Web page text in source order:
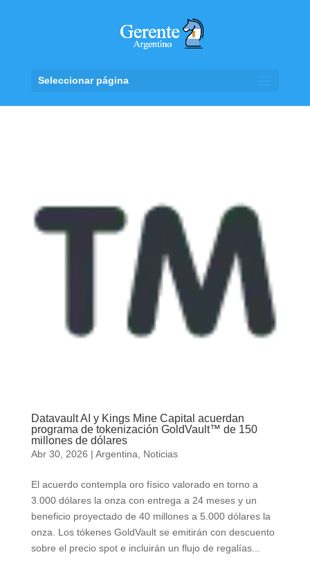
Seleccionar página
Datavault AI y Kings Mine Capital acuerdan
programa de tokenización GoldVault™ de 150
millones de dólares
Abr 30, 2026 | Argentina, Noticias
El acuerdo contempla oro físico valorado en torno a
3.000 dólares la onza con entrega a 24 meses y un
beneficio proyectado de 40 millones a 5.000 dólares la
onza. Los tókenes GoldVault se emitirán con descuento
sobre el precio spot e incluirán un flujo de regalías...